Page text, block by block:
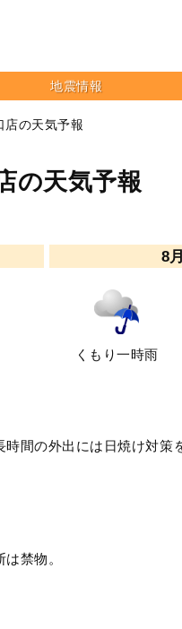
地震情報
の天気予報
の天気予報
8
くもり一時雨
間の外出には日焼け対策
禁物。